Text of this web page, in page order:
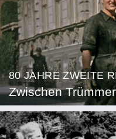
80 JAHRE ZWEITE
Zwischen